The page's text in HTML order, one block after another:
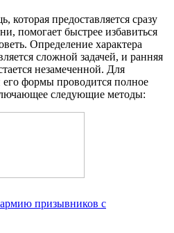
предоставляется сразу
помогает быстрее избавиться
Определение характера
сложной задачей, и ранняя
незамеченной. Для
его формы проводится полное
следующие методы:
призывников с